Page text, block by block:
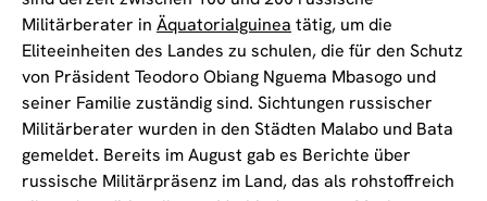
Militärberater in Äquatorialguinea tätig, um die
Eliteeinheiten des Landes zu schulen, die für den Schutz
von Präsident Teodoro Obiang Nguema Mbasogo und
seiner Familie zuständig sind. Sichtungen russischer
Militärberater wurden in den Städten Malabo und Bata
gemeldet. Bereits im August gab es Berichte über
russische Militärpräsenz im Land, das als rohstoffreich